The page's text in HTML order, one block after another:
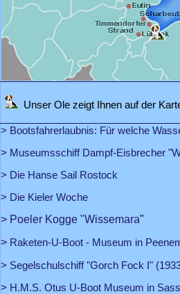
Unser Ole zeigt Ihnen auf der
> Bootsfahrerlaubnis: Für welche
> Museumsschiff Dampf-Eisbrecher
> Die Hanse Sail Rostock
> Die Kieler Woche
> Poeler Kogge "Wissemara"
> Raketen-U-Boot - Museum in
> Segelschulschiff "Gorch Fock I"
> H.M.S. Otus U-Boot Museum in